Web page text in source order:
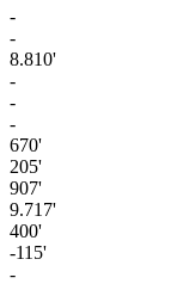
-
-
8.810'
-
-
-
670'
205'
907'
9.717'
400'
-115'
-